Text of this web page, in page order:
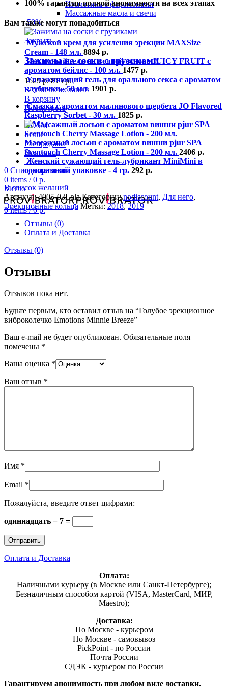
Косметика с феромонами
Массажные масла и свечи
-50%
Закрыть
Зажимы на соски с грузиками
1629р. 815р.
В список желаний
В корзину
Посмотреть
BDSM
Белье
Распродажа
Новинки
0 Список желаний
0 items / 0 р.
Меню
0items / 0р.
100% гарантия полной анонимности на всех этапах
Вам также могут понадобиться
Мужской крем для усиления эрекции MAXSize
Cream - 148 мл. 8894 р.
Интимный гель на водной основе JUICY FRUIT с
ароматом бейлис - 100 мл. 1477 р.
Увлажняющий гель для орального секса с ароматом
клубники - 50 мл. 1901 р.
Смазка с ароматом малинового щербета JO Flavored
Raspberry Sorbet - 30 мл. 1825 р.
Массажный лосьон с ароматом вишни pjur SPA
Scentouch Cherry Massage Lotion - 200 мл. 2406 р.
Женский сужающий гель-лубрикант MiniMini в
одноразовой упаковке - 4 гр. 292 р.
В список желаний
Артикул:4005-03Lola Категории:nodiscount, Для него,
Эрекционные кольца Метки:2018, 2019
Отзывы (0)
Оплата и Доставка
Отзывы (0)
Отзывы
Отзывов пока нет.
Будьте первым, кто оставил отзыв на “Голубое эрекционное
виброколечко Emotions Minnie Breeze”
Ваш e-mail не будет опубликован. Обязательные поля
помечены *
Ваша оценка *
Ваш отзыв *
Имя *
Email *
Пожалуйста, введите ответ цифрами:
одиннадцать − 7 =
Оплата и Доставка
Оплата:
Наличными курьеру (в Москве или Санкт-Петербурге);
Безналичным способом картой (VISA, MasterCard, МИР,
Maestro);
Доставка:
По Москве - курьером
По Москве - самовывоз
PickPoint - по России
Почта России
СДЭК - курьером по России
Гарантируем анонимность при любом виде доставки.